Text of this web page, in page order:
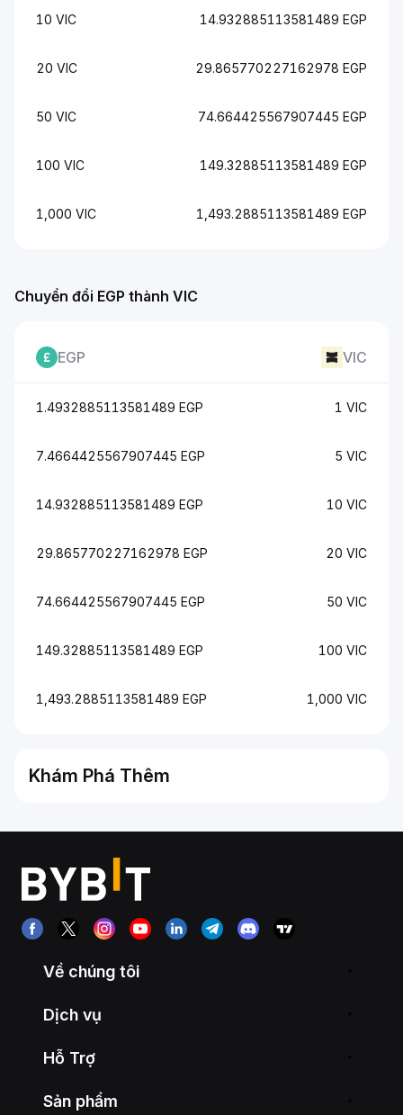
10 VIC 14.932885113581489 EGP
20 VIC 29.865770227162978 EGP
50 VIC 74.664425567907445 EGP
100 VIC 149.32885113581489 EGP
1,000 VIC 1,493.2885113581489 EGP
Chuyển đổi EGP thành VIC
EGP VIC
1.4932885113581489 EGP 1 VIC
7.4664425567907445 EGP 5 VIC
14.932885113581489 EGP 10 VIC
29.865770227162978 EGP 20 VIC
74.664425567907445 EGP 50 VIC
149.32885113581489 EGP 100 VIC
1,493.2885113581489 EGP 1,000 VIC
Khám Phá Thêm
Về chúng tôi
Dịch vụ
Hỗ Trợ
Sản phẩm